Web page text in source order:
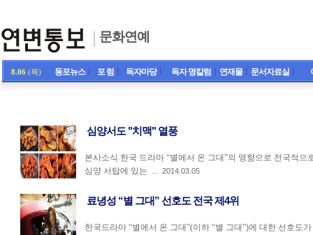
문화연예
8.06 (목) 동포뉴스ㅣ 포 럼 독자마당ㅣ 독자 명칼럼 연재물ㅣ 문서자료실
심양서도 "치맥" 열풍
본사소식 한국 드라마 “별에서 온 그대”의 영향으로 전국적
심양 서탑에 있는 ... 2014.03.05
료녕성 “별 그대” 선호도 전국 제4위
한국드라마 “별에서 온 그대”(이하 “별 그대”)에 대한 선호도